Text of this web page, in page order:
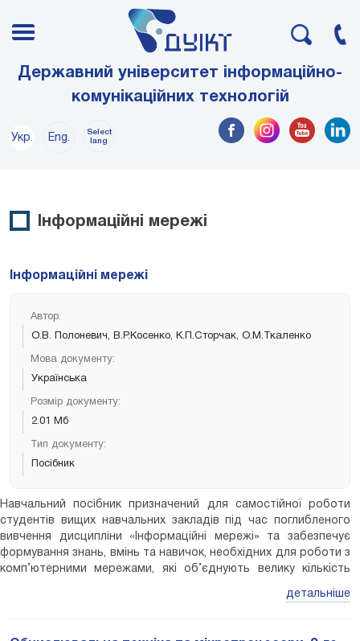
Державний університет інформаційно-
комунікаційних технологій
Укр. Eng.
Select
lang
Інформаційні мережі
Інформаційні мережі
Автор:
О.В. Полоневич, В.Р.Косенко, К.П.Сторчак, О.М.Ткаленко
Мова документу:
Українська
Розмір документу:
2.01 Мб
Тип документу:
Посібник
Навчальний посібник призначений для самостійної роботи
студентів вищих навчальних закладів під час поглибленого
вивчення дисципліни «Інформаційні мережі» та забезпечує
формування знань, вмінь та навичок, необхідних для роботи з
комп’ютерними мережами, які об’єднують велику кількість
автоматизації сучасного процесу виробництва та
детальніше